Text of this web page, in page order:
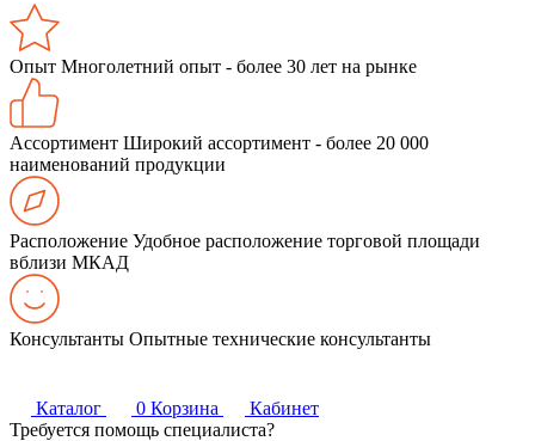
Опыт Многолетний опыт - более 30 лет на рынке
Ассортимент Широкий ассортимент - более 20 000
наименований продукции
Расположение Удобное расположение торговой площади
вблизи МКАД
Консультанты Опытные технические консультанты
Каталог 0 Корзина
Кабинет
Требуется помощь специалиста?